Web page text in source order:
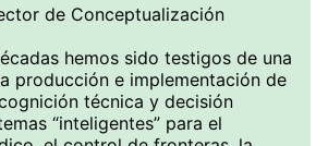
de Conceptualización
hemos sido testigos de una
producción e implementación de
técnica y decisión
“inteligentes” para el